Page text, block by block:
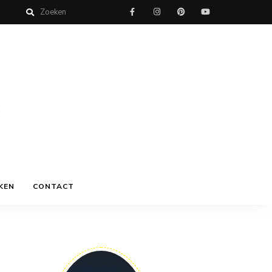
CONTACT